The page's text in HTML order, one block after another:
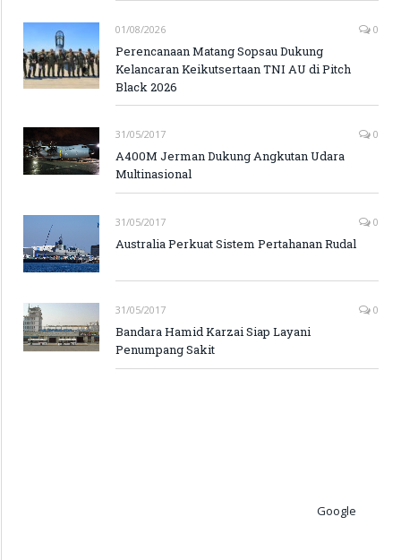
01/08/2026 0
Perencanaan Matang Sopsau Dukung
Kelancaran Keikutsertaan TNI AU di Pitch
Black 2026
31/05/2017 0
A400M Jerman Dukung Angkutan Udara
Multinasional
31/05/2017 0
Australia Perkuat Sistem Pertahanan Rudal
31/05/2017 0
Bandara Hamid Karzai Siap Layani
Penumpang Sakit
Google